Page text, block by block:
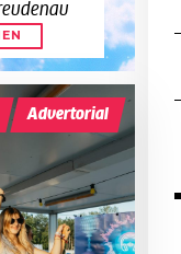
Advertorial